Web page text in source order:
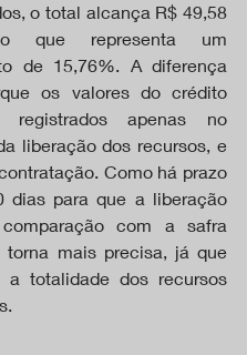
o total alcança R$ 49,58
que representa um
de 15,76%. A diferença
os valores do crédito
registrados apenas no
liberação dos recursos, e
Como há prazo
dias para que a liberação
com a safra
torna mais precisa, já que
a totalidade dos recursos